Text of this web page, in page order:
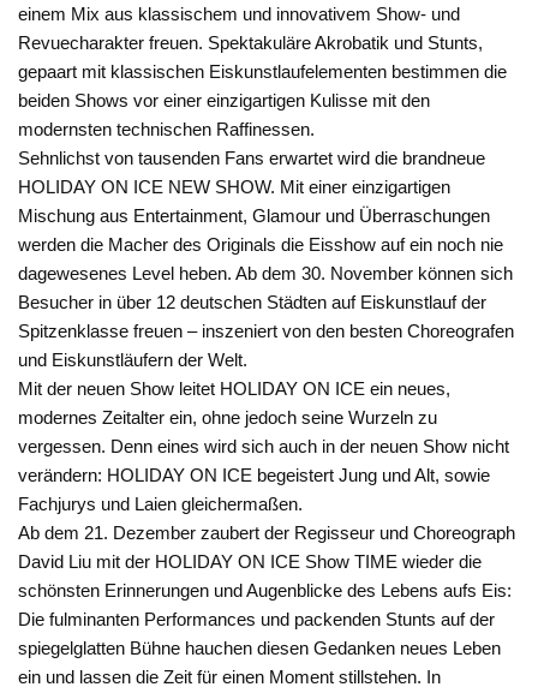
einem Mix aus klassischem und innovativem Show- und
Revuecharakter freuen. Spektakuläre Akrobatik und Stunts,
gepaart mit klassischen Eiskunstlaufelementen bestimmen die
beiden Shows vor einer einzigartigen Kulisse mit den
modernsten technischen Raffinessen.
Sehnlichst von tausenden Fans erwartet wird die brandneue
HOLIDAY ON ICE NEW SHOW. Mit einer einzigartigen
Mischung aus Entertainment, Glamour und Überraschungen
werden die Macher des Originals die Eisshow auf ein noch nie
dagewesenes Level heben. Ab dem 30. November können sich
Besucher in über 12 deutschen Städten auf Eiskunstlauf der
Spitzenklasse freuen – inszeniert von den besten Choreografen
und Eiskunstläufern der Welt.
Mit der neuen Show leitet HOLIDAY ON ICE ein neues,
modernes Zeitalter ein, ohne jedoch seine Wurzeln zu
vergessen. Denn eines wird sich auch in der neuen Show nicht
verändern: HOLIDAY ON ICE begeistert Jung und Alt, sowie
Fachjurys und Laien gleichermaßen.
Ab dem 21. Dezember zaubert der Regisseur und Choreograph
David Liu mit der HOLIDAY ON ICE Show TIME wieder die
schönsten Erinnerungen und Augenblicke des Lebens aufs Eis:
Die fulminanten Performances und packenden Stunts auf der
spiegelglatten Bühne hauchen diesen Gedanken neues Leben
ein und lassen die Zeit für einen Moment stillstehen. In